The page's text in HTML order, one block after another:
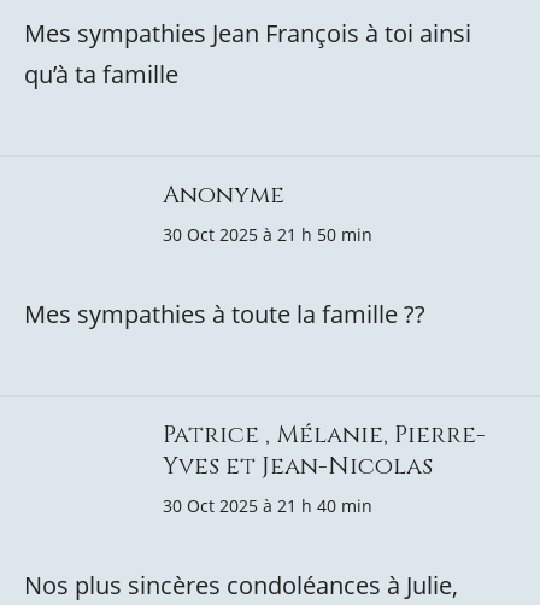
Mes sympathies Jean François à toi ainsi
qu’à ta famille
Anonyme
30 Oct 2025 à 21 h 50 min
Mes sympathies à toute la famille ??️
Patrice , Mélanie, Pierre-
Yves et Jean-Nicolas
30 Oct 2025 à 21 h 40 min
Nos plus sincères condoléances à Julie,